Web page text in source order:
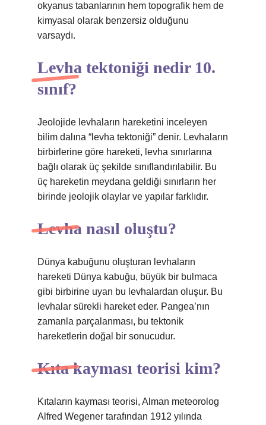
okyanus tabanlarının hem topografik hem de
kimyasal olarak benzersiz olduğunu
varsaydı.
Levha tektoniği nedir 10.
sınıf?
Jeolojide levhaların hareketini inceleyen
bilim dalına “levha tektoniği” denir. Levhaların
birbirlerine göre hareketi, levha sınırlarına
bağlı olarak üç şekilde sınıflandırılabilir. Bu
üç hareketin meydana geldiği sınırların her
birinde jeolojik olaylar ve yapılar farklıdır.
Levha nasıl oluştu?
Dünya kabuğunu oluşturan levhaların
hareketi Dünya kabuğu, büyük bir bulmaca
gibi birbirine uyan bu levhalardan oluşur. Bu
levhalar sürekli hareket eder. Pangea’nın
zamanla parçalanması, bu tektonik
hareketlerin doğal bir sonucudur.
Kıta kayması teorisi kim?
Kıtaların kayması teorisi, Alman meteorolog
Alfred Wegener tarafından 1912 yılında